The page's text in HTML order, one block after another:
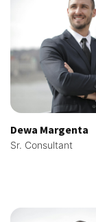
Dewa Margenta
Sr. Consultant